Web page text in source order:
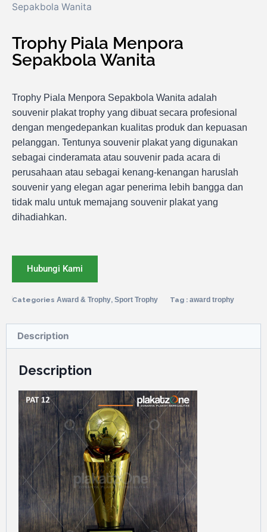
Sepakbola Wanita
Trophy Piala Menpora
Sepakbola Wanita
Trophy Piala Menpora Sepakbola Wanita adalah
souvenir plakat trophy yang dibuat secara profesional
dengan mengedepankan kualitas produk dan kepuasan
pelanggan. Tentunya souvenir plakat yang digunakan
sebagai cinderamata atau souvenir pada acara di
perusahaan atau sebagai kenang-kenangan haruslah
souvenir yang elegan agar penerima lebih bangga dan
tidak malu untuk memajang souvenir plakat yang
dihadiahkan.
Hubungi Kami
Categories Award & Trophy, Sport Trophy Tag : award trophy
Description
Description